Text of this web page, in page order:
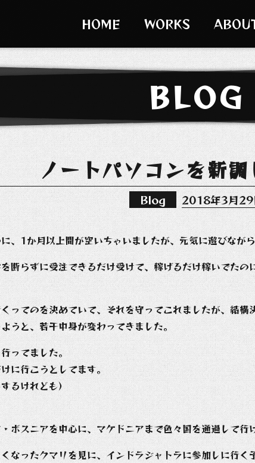
HOME WORKS
BLOG
ノートパソコンを新調
Blog 2018年3月29
、1か月以上間が空いちゃいましたが、元気に遊びなが
断らずに受注できるだけ受けて、稼げるだけ稼いでた
ってのを決めていて、それを守ってこれましたが、結
うと、若干中身が変わってきました。
ってました。
に行こうとしてます。
るけれども）
ボスニアを中心に、マケドニアまで色々国を通過して行
なったクマリを見に、インドラジャトラに参加しに行く